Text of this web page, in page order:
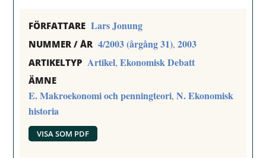
FÖRFATTARE Lars Jonung
NUMMER / ÅR 4/2003 (årgång 31),2003
ARTIKELTYP Artikel,Ekonomisk Debatt
ÄMNE
E. Makroekonomi och penningteori,N. Ekonomisk
historia
VISA SOM PDF